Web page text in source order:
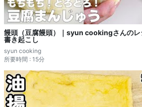
饅頭（豆腐饅頭）｜syun cookingさんのレ
書き起こし
syun cooking
所要時間 : 15分